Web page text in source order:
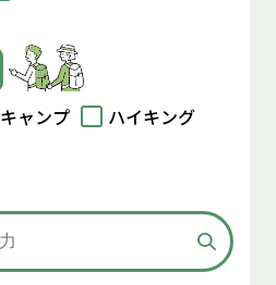
キャンプ
ハイキング